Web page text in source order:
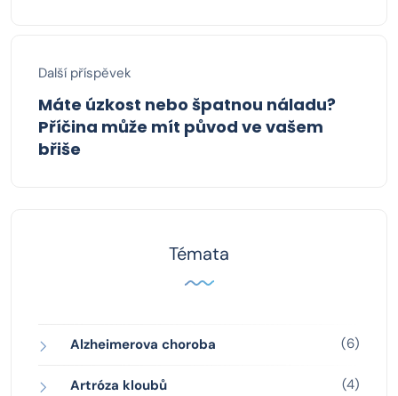
Další příspěvek
Máte úzkost nebo špatnou náladu?
Příčina může mít původ ve vašem
břiše
Témata
Alzheimerova choroba (6)
Artróza kloubů (4)